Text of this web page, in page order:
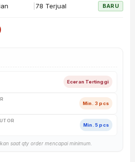
78 Terjual BARU
Eceran Tertinggi
Min. 3 pcs
Min. 5 pcs
saat qty order mencapai minimum.